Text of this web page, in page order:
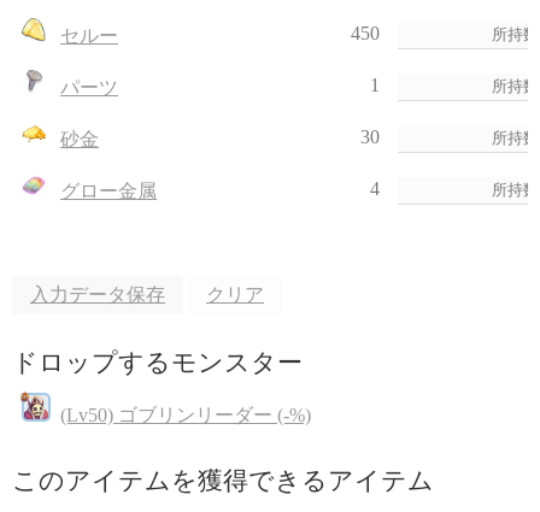
セルー 450
パーツ 1
砂金 30
グロー金属 4
入力データ保存 クリア
ドロップするモンスター
(Lv50) ゴブリンリーダー (-%)
このアイテムを獲得できるアイテム